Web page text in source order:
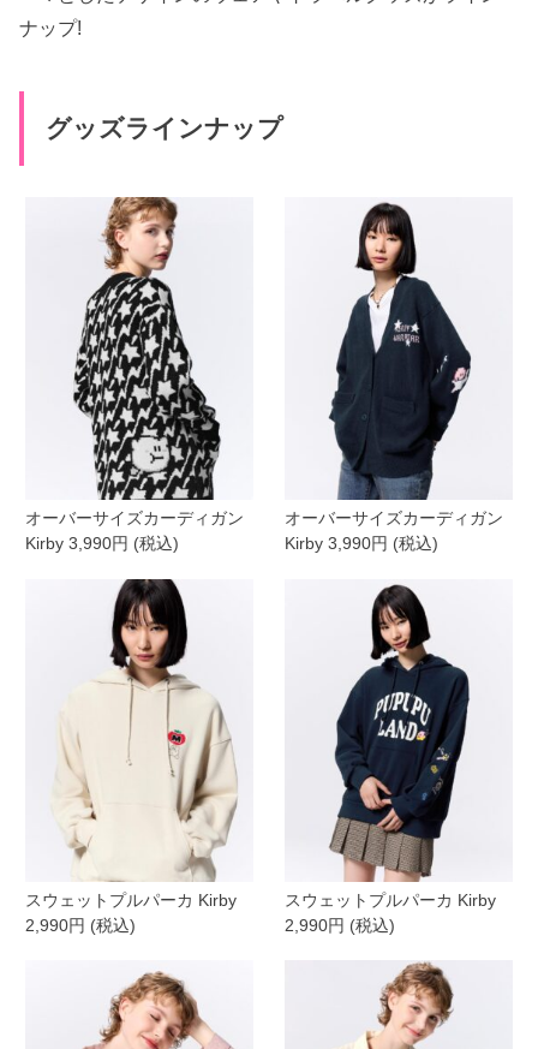
ナップ!
グッズラインナップ
オーバーサイズカーディガン
Kirby 3,990円 (税込)
オーバーサイズカーディガン
Kirby 3,990円 (税込)
スウェットプルパーカ Kirby
2,990円 (税込)
スウェットプルパーカ Kirby
2,990円 (税込)